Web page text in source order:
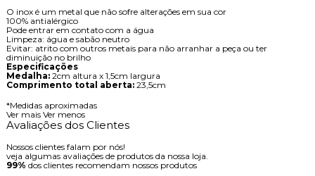
O inox é um metal que não sofre alterações em sua cor
100% antialérgico
Pode entrar em contato com a água
Limpeza: água e sabão neutro
Evitar: atrito com outros metais para não arranhar a peça ou ter
diminuição no brilho
Especificações
Medalha:2cm altura x 1,5cm largura
Comprimento total aberta:23,5cm
*Medidas aproximadas
Ver mais Ver menos
Avaliações dos Clientes
Nossos clientes falam por nós!
veja algumas avaliações de produtos da nossa loja.
99% dos clientes recomendam nossos produtos